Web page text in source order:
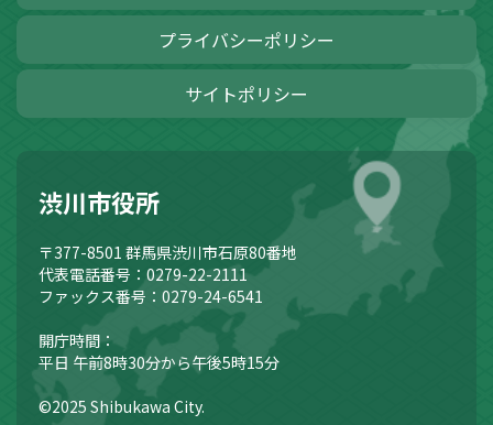
プライバシーポリシー
サイトポリシー
渋川市役所
〒377-8501 群馬県渋川市石原80番地
代表電話番号：0279-22-2111
ファックス番号：0279-24-6541
開庁時間：
平日 午前8時30分から午後5時15分
©2025 Shibukawa City.